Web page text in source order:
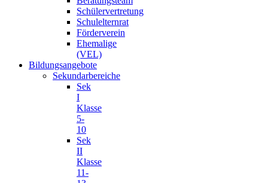
Schülervertretung
Schulelternrat
Förderverein
Ehemalige
(VEL)
Bildungsangebote
Sekundarbereiche
Sek
I
Klasse
5-
10
Sek
II
Klasse
11-